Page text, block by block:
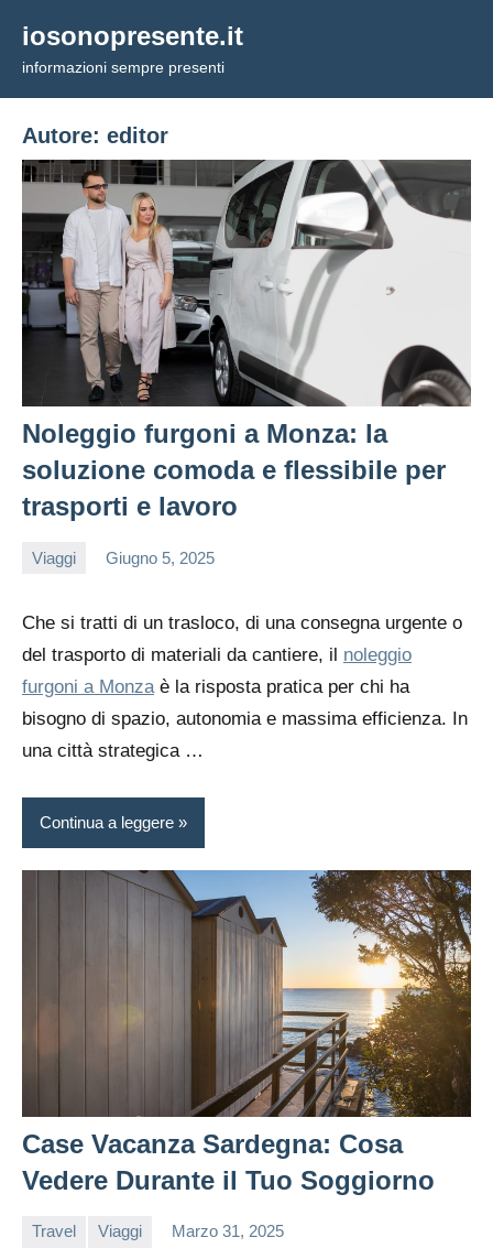
contenuto
iosonopresente.it
informazioni sempre presenti
Autore: editor
Noleggio furgoni a Monza: la
soluzione comoda e flessibile per
trasporti e lavoro
Viaggi Giugno 5, 2025
editor
Che si tratti di un trasloco, di una consegna urgente o
del trasporto di materiali da cantiere, il noleggio
furgoni a Monzaè la risposta pratica per chi ha
bisogno di spazio, autonomia e massima efficienza. In
una città strategica …
Continua a leggere
Case Vacanza Sardegna: Cosa
Vedere Durante il Tuo Soggiorno
Travel Viaggi Marzo 31, 2025